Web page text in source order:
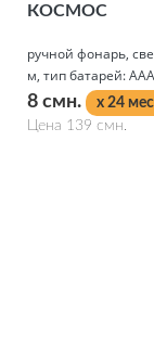
КОСМОС
ручной фонарь,
м, тип батарей: AAA
8 смн.
x 24
Цена 139 смн.